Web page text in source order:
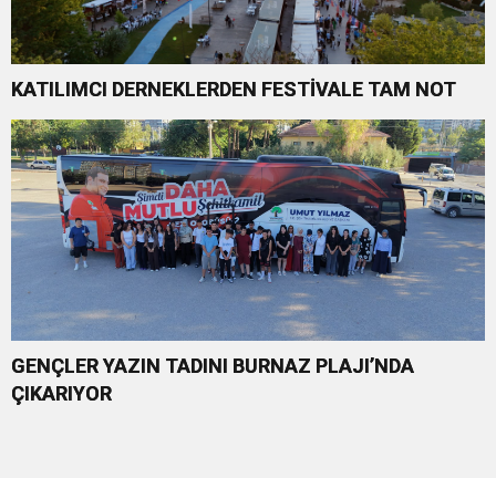
KATILIMCI DERNEKLERDEN FESTİVALE TAM NOT
GENÇLER YAZIN TADINI BURNAZ PLAJI’NDA
ÇIKARIYOR